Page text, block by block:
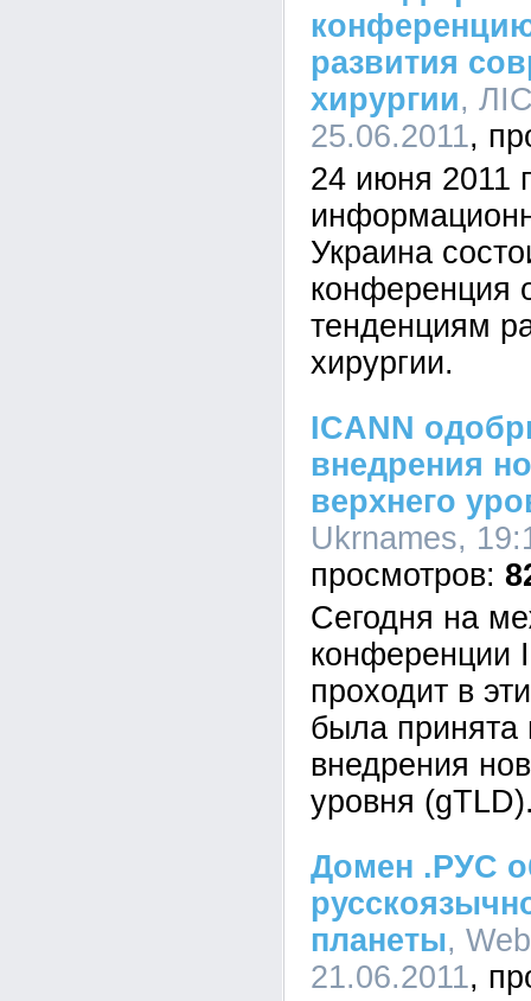
развития
хирургии,
25.06.2011
24 июня 2011
Украина
конференция
тенденциям
хирургии.
ICANN
внедрения
верхнего
Ukrnames,
Сегодня на
конференции
проходит в
была принята
внедрения
уровня
Домен .РУС
планеты,
21.06.2011